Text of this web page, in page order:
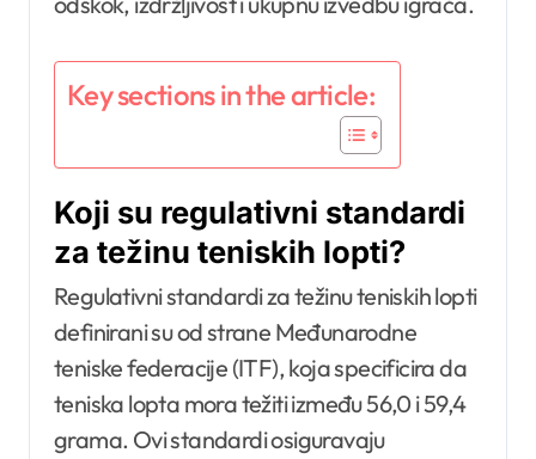
Key sections in the article:
Koji su regulativni standardi
za težinu teniskih lopti?
Regulativni standardi za težinu teniskih lopti
definirani su od strane Međunarodne
teniske federacije (ITF), koja specificira da
teniska lopta mora težiti između 56,0 i 59,4
grama. Ovi standardi osiguravaju